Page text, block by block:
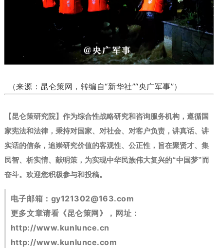
（来源：昆仑策网，转编自“新华社”“央广军事”）
【昆仑策研究院】作为综合性战略研究和咨询服务机构，遵循国
家宪法和法律，秉持对国家、对社会、对客户负责，讲真话、讲
实话的信条，追崇研究价值的客观性、公正性，旨在聚贤才、集
民智、析实情、献明策，为实现中华民族伟大复兴的“中国梦”而
奋斗。 欢迎您积极参与和投稿。
电子邮箱： gy121302@163.com
更多文章请看《昆仑策网》，网址：
http://www.kunlunce.cn
http://www.kunlunce.com